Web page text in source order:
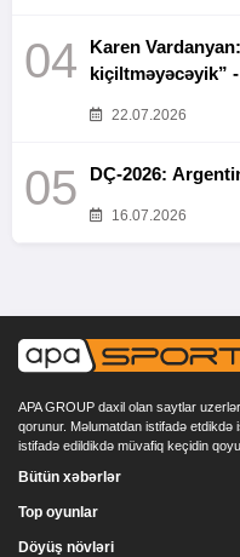
04
Karen
kiçiltməyəcəyik” -
22.07.2026
05 DÇ-2026:
16.07.2026
APA GROUP daxil olan saytlar
qorunur. Məlumatdan istifadə etdikdə
istifadə edildikdə müvafiq keçidin
Bütün xəbərlər
Top oyunlar
Döyüş növləri